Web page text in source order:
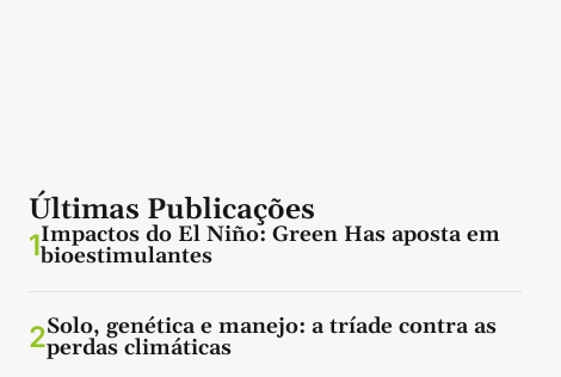
Últimas Publicações
1Impactos do El Niño: Green Has aposta em
bioestimulantes
2Solo, genética e manejo: a tríade contra as
perdas climáticas